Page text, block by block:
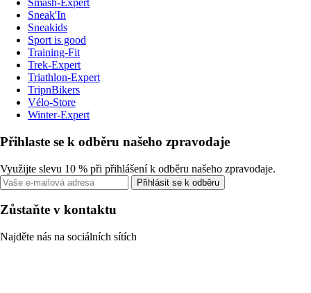
Smash-Expert
Sneak'In
Sneakids
Sport is good
Training-Fit
Trek-Expert
Triathlon-Expert
TripnBikers
Vélo-Store
Winter-Expert
Přihlaste se k odběru našeho zpravodaje
Využijte slevu 10 % při přihlášení k odběru našeho zpravodaje.
Přihlásit se k odběru
Zůstaňte v kontaktu
Najděte nás na sociálních sítích